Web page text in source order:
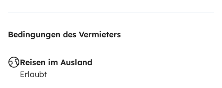
Bedingungen des Vermieters
Reisen im Ausland
Erlaubt